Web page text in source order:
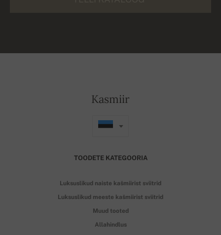
Kasmiir
TOODETE KATEGOORIA
Luksuslikud naiste kašmiirist sviitrid
Luksuslikud meeste kašmiirist sviitrid
Muud tooted
Allahindlus